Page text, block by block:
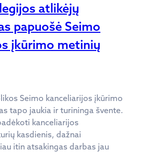
atlikėjų
papuošė Seimo
įkūrimo metinių
Seimo kanceliarijos įkūrimo
tapo jaukia ir turininga švente.
kanceliarijos
kasdienis, dažnai
itin atsakingas darbas jau